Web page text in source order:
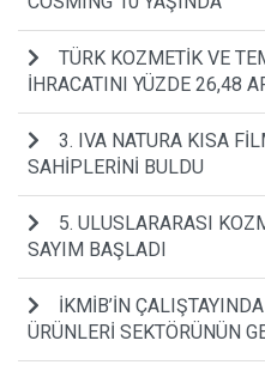
TÜRK KOZMETİK VE
İHRACATINI YÜZDE 26,48
3. IVA NATURA KISA
SAHİPLERİNİ BULDU
5. ULUSLARARASI
SAYIM BAŞLADI
İKMİB’İN
ÜRÜNLERİ SEKTÖRÜNÜN